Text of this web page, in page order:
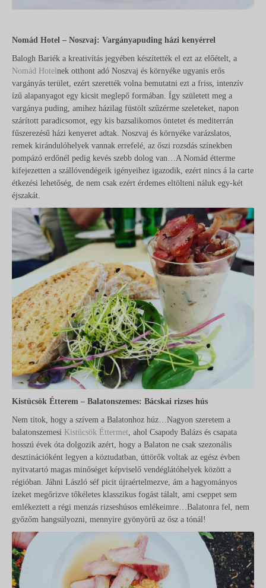
Nomád Hotel – Noszvaj: Vargányapuding házi kenyérrel
Balogh Bariék a kreativítás jegyében készítették el ezt az előételt, a
Nomád Hotel nek otthont adó Noszvaj és környéke ugyanis erős
vargányás terület, ezért szerették volna bemutatni ezt a friss, intenzív
ízű alapanyagot egy kicsit meglepő formában. Így született meg a
vargánya puding, amihez házilag füstölt szűzérme szeleteket, napon
szárított paradicsomot, egy kis bazsalikomos öntetet és mediterrán
fűszerezésű házi kenyeret adtak. Noszvaj és környéke varázslatos,
remek kirándulóhelyek vannak errefelé, az őszi rozsdás színekben
pompázó erdőnél pedig kevés szebb dolog van…A Nomád étterme
kifejezetten a szállóvendégeik igényeihez igazodik, ezért nincs á la carte
étkezési lehetőség, de nem csak ezért érdemes eltölteni náluk egy-két
éjszakát.
Kistücsök Étterem – Balatonszemes: Bácskai rizses hús
Nem titok, hogy a szívem a Balatonhoz húz…Nagyon szeretem a
balatonszemesi Kistücsök Éttermet , ahol Csapody Balázs és csapata
hosszú évek óta dolgozik azért, hogy a Balaton ne csak szezonális
desztinációként legyen a köztudatban, úttörők voltak az egész évben
nyitvatartó magas minőséget képviselő vendéglátóhelyek között a
régióban. Jáhni László séf picit újraértelmezve, ám a hagyományos
ízeket megőrizve tőkéletes klasszikus fogást tálalt, ami cseppet sem
emlékeztett a régi menzás rizseshúsos emlékeimre…Balatonra fel, nem
győzőm hangsúlyozni, mennyire gyönyörű az ősz a tónál!